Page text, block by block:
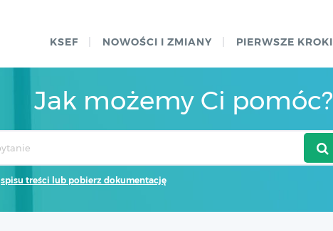
KSEF NOWOŚCI I ZMIANY PIERWSZE KROKI
Jak możemy Ci pomóc?
spisu treści lub pobierz dokumentację